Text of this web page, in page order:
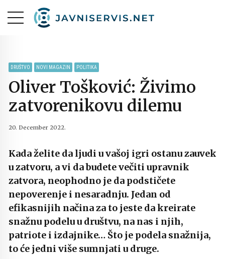
DRUŠTVO NOVI MAGAZIN POLITIKA
Oliver Tošković: Živimo
zatvorenikovu dilemu
20. December 2022.
Kada želite da ljudi u vašoj igri ostanu zauvek
u zatvoru, a vi da budete večiti upravnik
zatvora, neophodno je da podstičete
nepoverenje i nesaradnju. Jedan od
efikasnijih načina za to jeste da kreirate
snažnu podelu u društvu, na nas i njih,
patriote i izdajnike… Što je podela snažnija,
to će jedni više sumnjati u druge.